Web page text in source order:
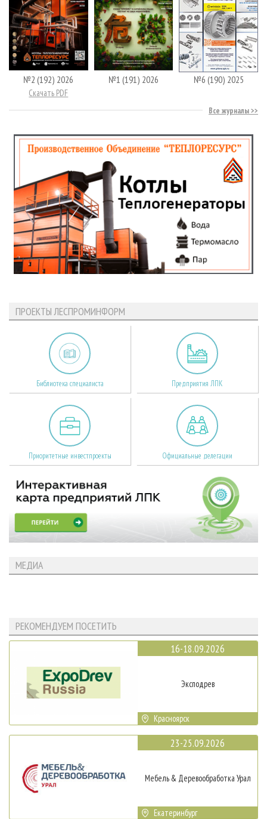
№2 (192) 2026
Скачать PDF
№1 (191) 2026 №6 (190) 2025
Все журналы
ПРОЕКТЫ ЛЕСПРОМИНФОРМ
Библиотека специалиста Предприятия ЛПК
Приоритетные инвестпроекты Официальные делегации
МЕДИА
РЕКОМЕНДУЕМ ПОСЕТИТЬ
16-18.09.2026
Эксподрев
Красноярск
23-25.09.2026
Мебель & Деревообработка Урал
Екатеринбург